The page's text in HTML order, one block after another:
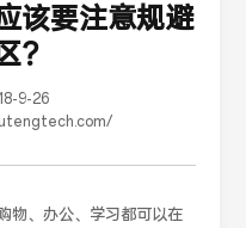
该要注意规避
？
9-26
、办公、学习都可以在